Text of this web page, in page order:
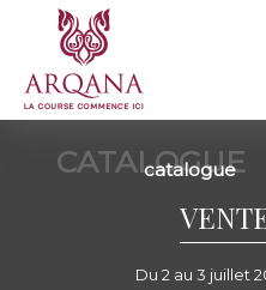
CATALOGUE
catalogue
Du 2 au 3 juillet